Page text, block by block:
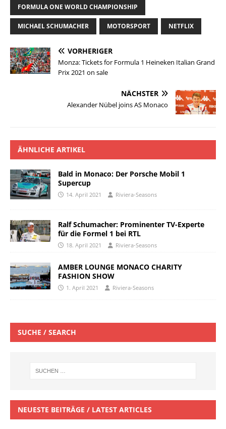
FORMULA ONE WORLD CHAMPIONSHIP
MICHAEL SCHUMACHER MOTORSPORT NETFLIX
VORHERIGER
Monza: Tickets for Formula 1 Heineken Italian Grand
Prix 2021 on sale
NÄCHSTER
Alexander Nübel joins AS Monaco
ÄHNLICHE ARTIKEL
Bald in Monaco: Der Porsche Mobil 1
Supercup
14. April 2021 Riviera-Seasons
Ralf Schumacher: Prominenter TV-Experte
für die Formel 1 bei RTL
18. April 2021 Riviera-Seasons
AMBER LOUNGE MONACO CHARITY
FASHION SHOW
1. April 2021 Riviera-Seasons
SUCHE / SEARCH
NEUESTE BEITRÄGE / LATEST ARTICLES